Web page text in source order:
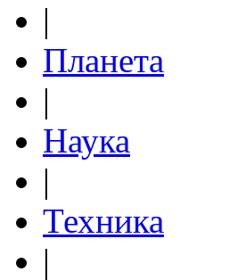
|
Планета
|
Наука
|
Техника
|